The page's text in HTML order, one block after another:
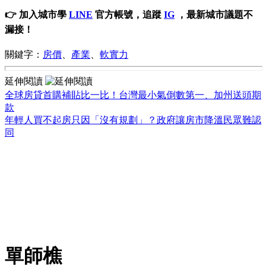
👉 加入城市學 LINE 官方帳號，追蹤 IG ，最新城市議題不
漏接！
關鍵字： 房價 產業 軟實力
延伸閱讀
全球房貸首購補貼比一比！台灣最小氣倒數第一、加州送頭期
款
年輕人買不起房只因「沒有規劃」？政府讓房市降溫民眾難認
同
單師樵